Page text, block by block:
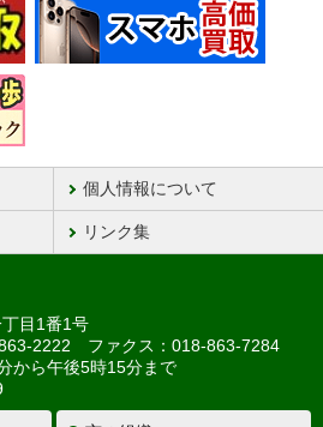
個人情報について
リンク集
目1番1号
2222 ファクス：018-863-7284
から午後5時15分まで